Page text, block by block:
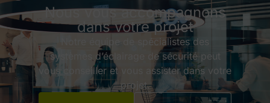
Nous vous accompagnons
dans votre projet
Notre équipe de spécialistes des
systèmes d’éclairage de sécurité peut
vous conseiller et vous assister dans votre
projet.